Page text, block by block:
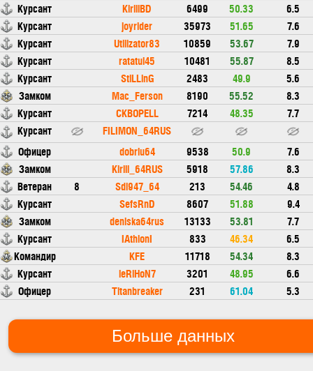
Курсант
KirillBD 6499 50.33
6.5
Курсант
joyrider 35973 51.65
7.6
Курсант
Utilizator83 10859 53.67
7.9
Курсант
ratatui45 10481 55.87
8.5
Курсант
StiLLinG 2483 49.9
5.6
Замком
Mac_Ferson 8190 55.52
8.3
Курсант
CKBOPELL 7214 48.35
7.7
Курсант
FILIMON_64RUS
Офицер
dobriu64 9538 50.9
7.6
Замком
Kirill_64RUS 5918 57.86
8.3
Ветеран
8 Sdl947_64 213 54.46
4.8
Курсант
SefsRnD 8607 51.88
9.4
Замком
deniska64rus 13133 53.81
7.7
Курсант
IAthlonI 833 46.34
6.5
Командир
KFE 11718 54.34
8.3
Курсант
ieRiHoN7 3201 48.95
6.6
Офицер
Titanbreaker 231 61.04 5.3
Больше данных